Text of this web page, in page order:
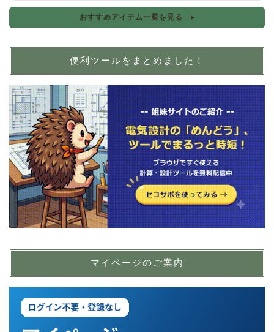
おすすめアイテム一覧を見る ▸
便利ツールをまとめました！
マイページのご案内